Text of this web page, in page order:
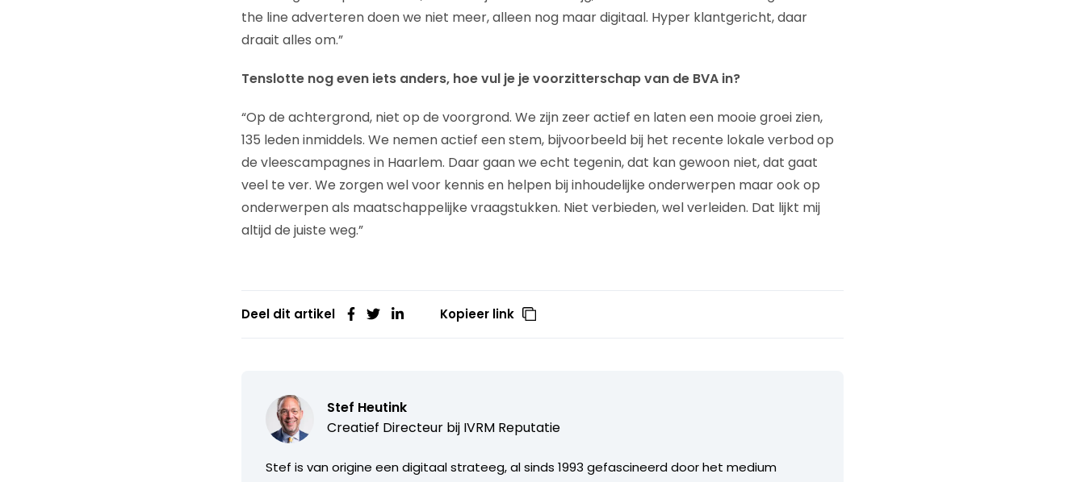
the line adverteren doen we niet meer, alleen nog maar digitaal. Hyper klantgericht, daar
draait alles om.”
Tenslotte nog even iets anders, hoe vul je je voorzitterschap van de BVA in?
“Op de achtergrond, niet op de voorgrond. We zijn zeer actief en laten een mooie groei zien,
135 leden inmiddels. We nemen actief een stem, bijvoorbeeld bij het recente lokale verbod op
de vleescampagnes in Haarlem. Daar gaan we echt tegenin, dat kan gewoon niet, dat gaat
veel te ver. We zorgen wel voor kennis en helpen bij inhoudelijke onderwerpen maar ook op
onderwerpen als maatschappelijke vraagstukken. Niet verbieden, wel verleiden. Dat lijkt mij
altijd de juiste weg.”
Deel dit artikel Kopieer link
Stef Heutink
Creatief Directeur bij IVRM Reputatie
Stef is van origine een digitaal strateeg, al sinds 1993 gefascineerd door het medium